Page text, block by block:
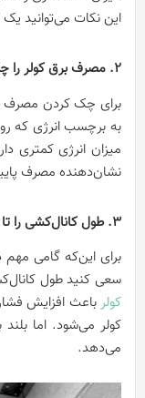
این نکات می‌توانید یک
2. مصرف برق کولر را چک کنید
برای چک کردن مصرف
به برچسب انرژی که
نشان‌دهنده مصرف
3. طول کانال‌کشی را تا حد ممکن کوتاه کنید
برای این‌که گامی
سعی کنید طول
کولرباعث افزایش
کولر می‌شود. اما
می‌دهد.